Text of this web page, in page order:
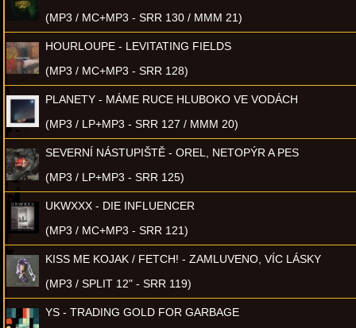
(MP3 / MC+MP3 - SRR 130 / MMM 21)
HOURLOUPE - LEVITATING FIELDS
(MP3 / MC+MP3 - SRR 128)
PLANETY - MÁME RUCE HLUBOKO VE VODÁCH
(MP3 / LP+MP3 - SRR 127 / MMM 20)
SEVERNÍ NÁSTUPIŠTĚ - OREL, NETOPÝR A PES
(MP3 / LP+MP3 - SRR 125)
UKWXXX - DIE INFLUENCER
(MP3 / MC+MP3 - SRR 121)
KISS ME KOJAK / FETCH! - ZAMLUVENO, VÍC LÁSKY
(MP3 / SPLIT 12" - SRR 119)
YS - TRADING GOLD FOR GARBAGE